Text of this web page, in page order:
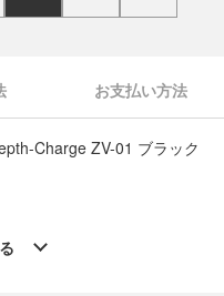
お支払い方法
Charge ZV-01 ブラック